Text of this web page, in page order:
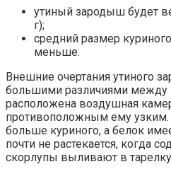
утиный зародыш будет
г);
средний размер
меньше.
Внешние очертания утиного
большими различиями
расположена воздушная
противоположным ему узким.
больше куриного, а белок
почти не растекается, когда
скорлупы выливают в